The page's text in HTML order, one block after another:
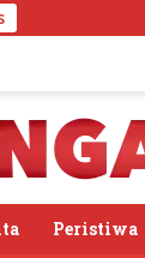
Peristiwa